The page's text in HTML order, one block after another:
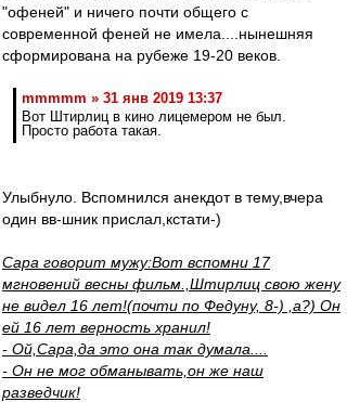
"офеней" и ничего почти общего с
современной феней не имела....нынешняя
сформирована на рубеже 19-20 веков.
mmmmm » 31 янв 2019 13:37
Вот Штирлиц в кино лицемером не был.
Просто работа такая.
Улыбнуло. Вспомнился анекдот в тему,вчера
один вв-шник прислал,кстати-)
Сара говорит мужу:Вот вспомни 17
мгновений весны фильм.,Штирлиц свою жену
не видел 16 лет!(почти по Федуну, 8-) ,а?) Он
ей 16 лет верность хранил!
- Ой,Сара,да это она так думала....
- Он не мог обманывать,он же наш
разведчик!